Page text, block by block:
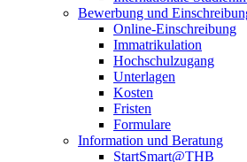
Bewerbung und
Online-Einschreibung
Immatrikulation
Hochschulzugang
Unterlagen
Kosten
Fristen
Formulare
Information und Beratung
StartSmart@THB